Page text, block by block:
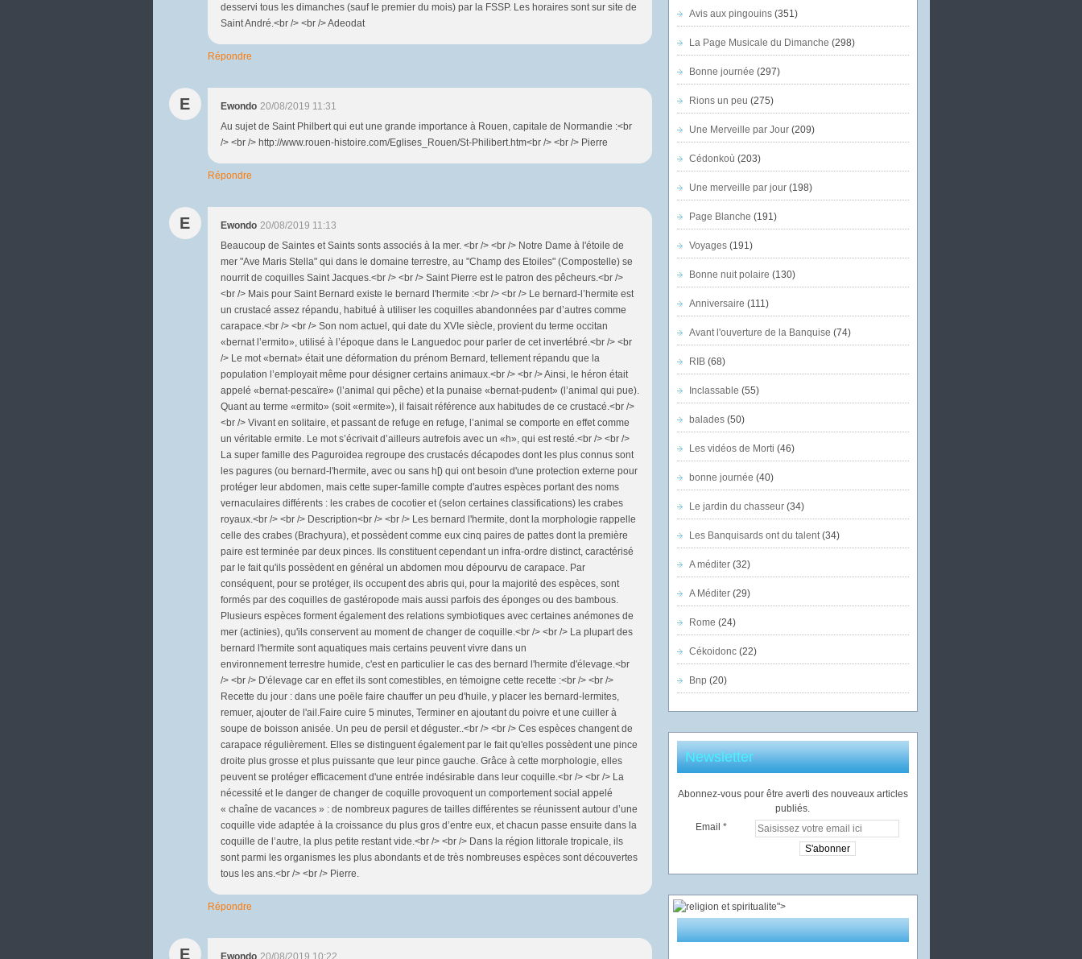
desservi tous les dimanches (sauf le premier du mois) par la FSSP. Les horaires sont sur site de
Saint André.<br /> <br /> Adeodat
Répondre
E Ewondo 20/08/2019 11:31
Au sujet de Saint Philbert qui eut une grande importance à Rouen, capitale de Normandie :<br
/> <br /> http://www.rouen-histoire.com/Eglises_Rouen/St-Philibert.htm<br /> <br /> Pierre
Répondre
E Ewondo 20/08/2019 11:13
Beaucoup de Saintes et Saints sonts associés à la mer. <br /> <br /> Notre Dame à l'étoile de
mer "Ave Maris Stella" qui dans le domaine terrestre, au "Champ des Etoiles" (Compostelle) se
nourrit de coquilles Saint Jacques.<br /> <br /> Saint Pierre est le patron des pêcheurs.<br />
<br /> Mais pour Saint Bernard existe le bernard l'hermite :<br /> <br /> Le bernard-l’hermite est
un crustacé assez répandu, habitué à utiliser les coquilles abandonnées par d’autres comme
carapace.<br /> <br /> Son nom actuel, qui date du XVIe siècle, provient du terme occitan
«bernat l’ermito», utilisé à l’époque dans le Languedoc pour parler de cet invertébré.<br /> <br
/> Le mot «bernat» était une déformation du prénom Bernard, tellement répandu que la
population l’employait même pour désigner certains animaux.<br /> <br /> Ainsi, le héron était
appelé «bernat-pescaïre» (l’animal qui pêche) et la punaise «bernat-pudent» (l’animal qui pue).
Quant au terme «ermito» (soit «ermite»), il faisait référence aux habitudes de ce crustacé.<br />
<br /> Vivant en solitaire, et passant de refuge en refuge, l’animal se comporte en effet comme
un véritable ermite. Le mot s’écrivait d’ailleurs autrefois avec un «h», qui est resté.<br /> <br />
La super famille des Paguroidea regroupe des crustacés décapodes dont les plus connus sont
les pagures (ou bernard-l'hermite, avec ou sans h[) qui ont besoin d'une protection externe pour
protéger leur abdomen, mais cette super-famille compte d'autres espèces portant des noms
vernaculaires différents : les crabes de cocotier et (selon certaines classifications) les crabes
royaux.<br /> <br /> Description<br /> <br /> Les bernard l'hermite, dont la morphologie rappelle
celle des crabes (Brachyura), et possèdent comme eux cinq paires de pattes dont la première
paire est terminée par deux pinces. Ils constituent cependant un infra-ordre distinct, caractérisé
par le fait qu'ils possèdent en général un abdomen mou dépourvu de carapace. Par
conséquent, pour se protéger, ils occupent des abris qui, pour la majorité des espèces, sont
formés par des coquilles de gastéropode mais aussi parfois des éponges ou des bambous.
Plusieurs espèces forment également des relations symbiotiques avec certaines anémones de
mer (actinies), qu'ils conservent au moment de changer de coquille.<br /> <br /> La plupart des
bernard l'hermite sont aquatiques mais certains peuvent vivre dans un
environnement terrestre humide, c'est en particulier le cas des bernard l'hermite d'élevage.<br
/> <br /> D'élevage car en effet ils sont comestibles, en témoigne cette recette :<br /> <br />
Recette du jour : dans une poële faire chauffer un peu d'huile, y placer les bernard-lermites,
remuer, ajouter de l'ail.Faire cuire 5 minutes, Terminer en ajoutant du poivre et une cuiller à
soupe de boisson anisée. Un peu de persil et déguster..<br /> <br /> Ces espèces changent de
carapace régulièrement. Elles se distinguent également par le fait qu'elles possèdent une pince
droite plus grosse et plus puissante que leur pince gauche. Grâce à cette morphologie, elles
peuvent se protéger efficacement d'une entrée indésirable dans leur coquille.<br /> <br /> La
nécessité et le danger de changer de coquille provoquent un comportement social appelé
« chaîne de vacances » : de nombreux pagures de tailles différentes se réunissent autour d’une
coquille vide adaptée à la croissance du plus gros d’entre eux, et chacun passe ensuite dans la
coquille de l’autre, la plus petite restant vide.<br /> <br /> Dans la région littorale tropicale, ils
sont parmi les organismes les plus abondants et de très nombreuses espèces sont découvertes
tous les ans.<br /> <br /> Pierre.
Répondre
E Ewondo 20/08/2019 10:22
Avis aux pingouins(351)
La Page Musicale du Dimanche (298)
Bonne journée (297)
Rions un peu (275)
Une Merveille par Jour(209)
Cédonkoù (203)
Une merveille par jour(198)
Page Blanche (191)
Voyages(191)
Bonne nuit polaire (130)
Anniversaire (111)
Avant l'ouverture de la Banquise (74)
RIB(68)
Inclassable (55)
balades(50)
Les vidéos de Morti (46)
bonne journée (40)
Le jardin du chasseur(34)
Les Banquisards ont du talent(34)
A méditer(32)
A Méditer(29)
Rome (24)
Cékoidonc(22)
Bnp (20)
Newsletter
Abonnez-vous pour être averti des nouveaux articles
publiés.
Email
">